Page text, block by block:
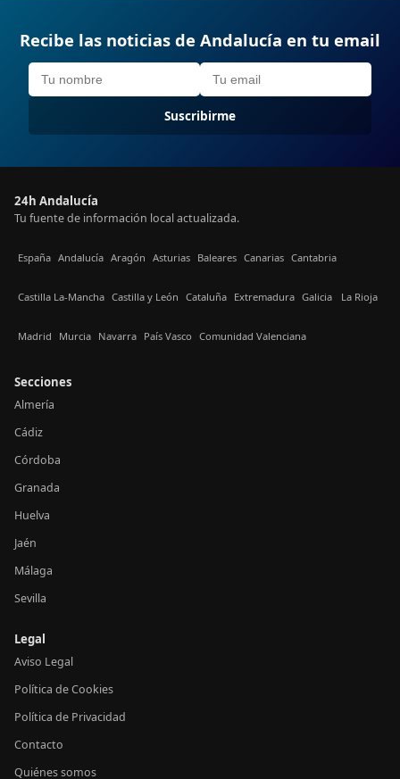
Recibe las noticias de Andalucía en tu email
Suscribirme
24h Andalucía
Tu fuente de información local actualizada.
España Andalucía Aragón Asturias Baleares Canarias Cantabria
Castilla La-Mancha Castilla y León Cataluña Extremadura Galicia La Rioja
Madrid Murcia Navarra País Vasco Comunidad Valenciana
Secciones
Almería
Cádiz
Córdoba
Granada
Huelva
Jaén
Málaga
Sevilla
Legal
Aviso Legal
Política de Cookies
Política de Privacidad
Contacto
Quiénes somos